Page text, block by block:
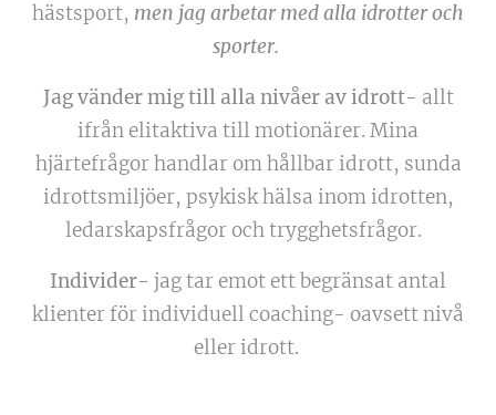
hästsport, men jag arbetar med alla idrotter och
sporter.
Jag vänder mig till alla nivåer av idrott- allt
ifrån elitaktiva till motionärer. Mina
hjärtefrågor handlar om hållbar idrott, sunda
idrottsmiljöer, psykisk hälsa inom idrotten,
ledarskapsfrågor och trygghetsfrågor.
Individer- jag tar emot ett begränsat antal
klienter för individuell coaching- oavsett nivå
eller idrott.